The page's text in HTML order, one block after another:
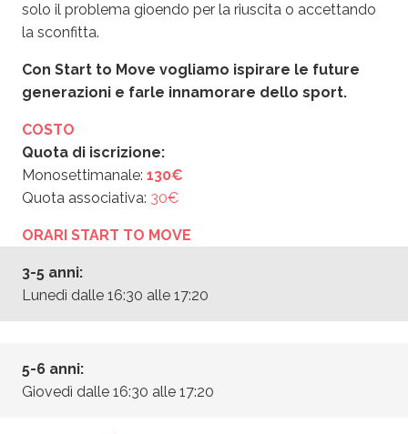
solo il problema gioendo per la riuscita o accettando
la sconfitta.
Con Start to Move vogliamo ispirare le future
generazioni e farle innamorare dello sport.
COSTO
Quota di iscrizione:
Monosettimanale: 130€
Quota associativa: 30€
ORARI START TO MOVE
3-5 anni:
Lunedì dalle 16:30 alle 17:20
5-6 anni:
Giovedì dalle 16:30 alle 17:20